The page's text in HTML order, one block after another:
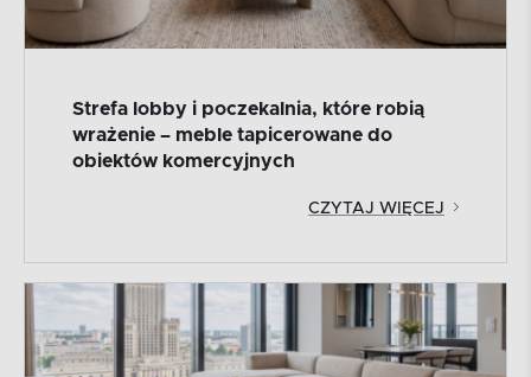
Strefa lobby i poczekalnia, które robią
wrażenie – meble tapicerowane do
obiektów komercyjnych
CZYTAJ WIĘCEJ